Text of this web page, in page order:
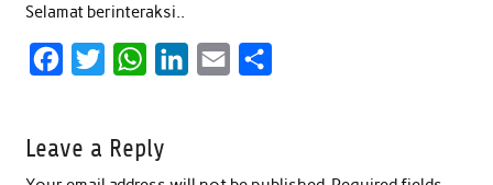
Selamat berinteraksi..
e
W
t
Leave a Reply